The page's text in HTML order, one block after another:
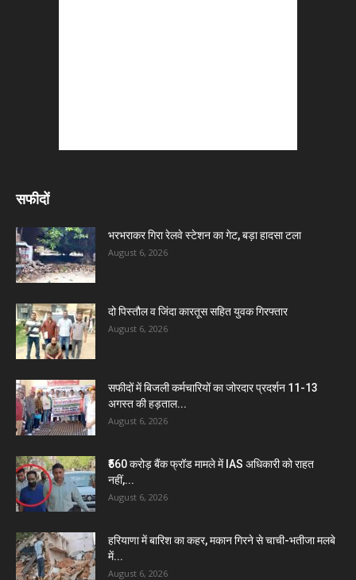
सफीदों
भरभराकर गिरा रेलवे स्टेशन का गेट, बड़ा हादसा टला
August 6, 2026
दो पिस्तौल व जिंदा कारतूस सहित युवक गिरफ्तार
August 6, 2026
सफीदों में बिजली कर्मचारियों का जोरदार प्रदर्शन 11-13
अगस्त की हड़ताल...
August 6, 2026
₹560 करोड़ बैंक फ्रॉड मामले में IAS अधिकारी को राहत
नहीं,...
August 6, 2026
हरियाणा में बारिश का कहर, मकान गिरने से चाची-भतीजा मलबे
में...
August 6, 2026